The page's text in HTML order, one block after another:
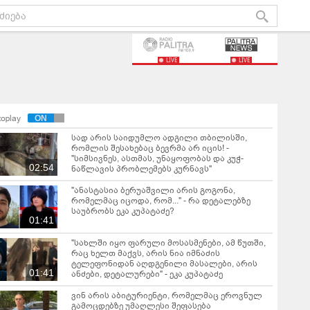
LIVE LIVE
02:54
სად არის საიდუმლო ადგილი თბილისში,
რომლის შესახებაც ბევრმა არ იცის! -
"სიმსივნეს, ასთმას, უნაყოფობას და კუჭ-
ნაწლავის პრობლემებს კურნავს"
01:41
"ანასტასია ბერუაშვილი არის გოგონა,
რომელმაც იცოდა, რომ..." - რა დეტალებზე
საუბრობს ეკა კუპატაძე?
01:41
"სახლში იყო ფარული მოსასმენები, ამ წუთში,
რაც ხელთ მაქვს, არის ნია იმნაძის
ტელეფონიდან აღდგენილი მასალები, არის
ანძები, დეტალურები" - ეკა კუპატაძე
ვინ არის აბიტურიენტი, რომელმაც ეროვნულ
გამოცდებზე უმაღლესი შეფასება